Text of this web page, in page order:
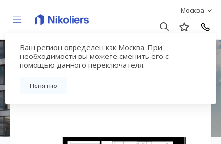
Москва
Ваш регион определен как Москва. При
необходимости вы можете сменить его с
помощью данного переключателя.
Понятно
ЖК «СИТИДЗЕН»
Вернуться на страницу жилого комплекса